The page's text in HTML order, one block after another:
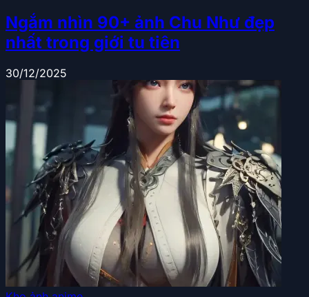
Ngắm nhìn 90+ ảnh Chu Như đẹp
nhất trong giới tu tiên
30/12/2025